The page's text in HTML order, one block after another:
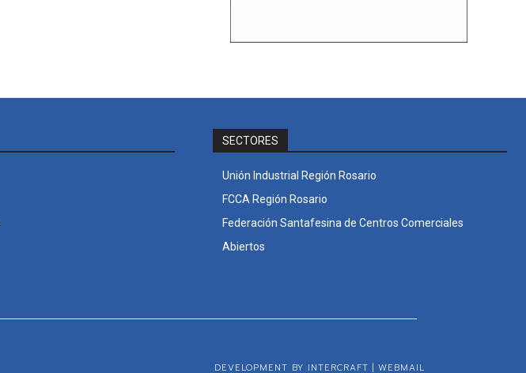
SECTORES
Unión Industrial Región Rosario
FCCA Región Rosario
Federación Santafesina de Centros Comerciales
Abiertos
DEVELOPMENT BY INTERCRAFT | WEBMAIL